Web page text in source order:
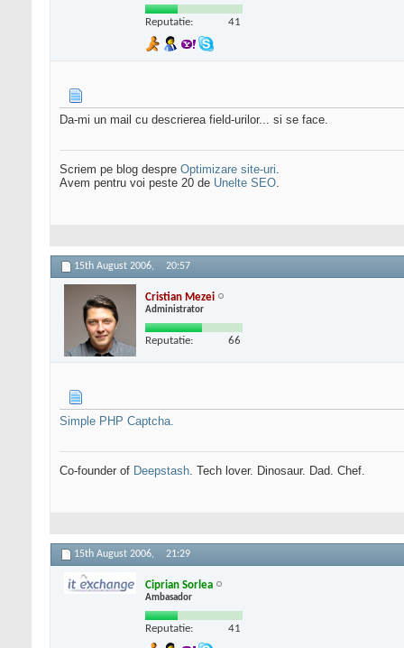
Reputatie: 41
Da-mi un mail cu descrierea field-urilor... si se face.
Scriem pe blog despre Optimizare site-uri.
Avem pentru voi peste 20 de Unelte SEO.
15th August 2006, 20:57
Cristian Mezei
Administrator
Reputatie: 66
Simple PHP Captcha.
Co-founder of Deepstash. Tech lover. Dinosaur. Dad. Chef.
15th August 2006, 21:29
Ciprian Sorlea
Ambasador
Reputatie: 41